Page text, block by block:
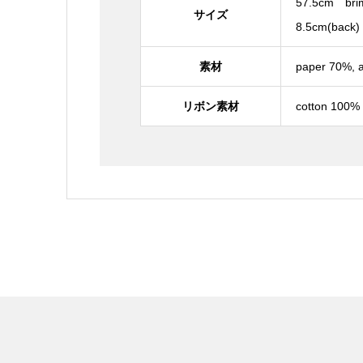
サイズ
57.5cm
8.5cm(back)
素材 paper 70%,
リボン素材 cotton 100%